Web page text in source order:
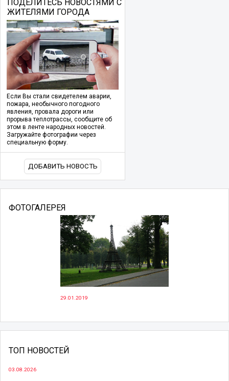
ПОДЕЛИТЕСЬ НОВОСТЯМИ С
ЖИТЕЛЯМИ ГОРОДА
Если Вы стали свидетелем аварии,
пожара, необычного погодного
явления, провала дороги или
прорыва теплотрассы, сообщите об
этом в ленте народных новостей.
Загружайте фотографии через
специальную форму.
ДОБАВИТЬ НОВОСТЬ
ФОТОГАЛЕРЕЯ
29.01.2019
ТОП НОВОСТЕЙ
03.08.2026